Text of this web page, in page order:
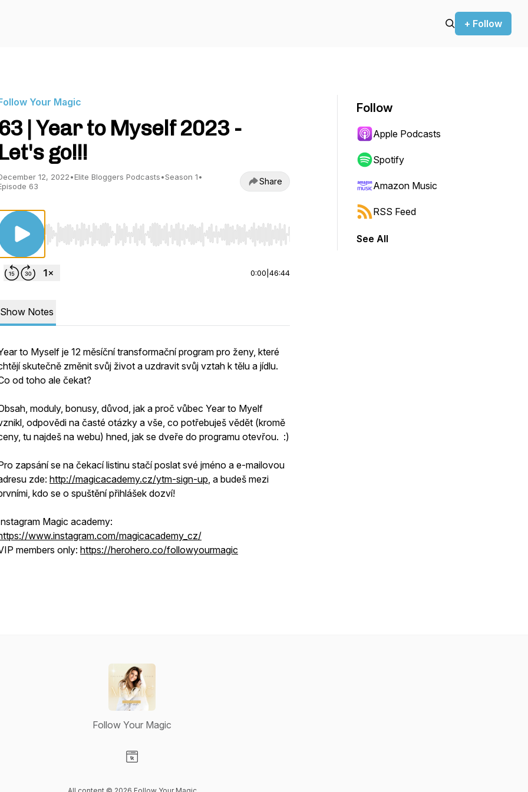
+ Follow
Your Magic
63 | Year to Myself 2023 -
Let's go!!!
12, 2022•Elite Bloggers Podcasts•Season 1•
63
Share
Use Left/Right to seek, Home/End to jump to start or end. Hold shift to jump forward or backward.
0:00 46:44
Show Notes
to Myself je 12 měsíční transformační program pro ženy, které
skutečně změnit svůj život a uzdravit svůj vztah k tělu a jídlu.
od toho ale čekat?
moduly, bonusy, důvod, jak a proč vůbec Year to Myelf
odpovědi na časté otázky a vše, co potřebuješ vědět (kromě
tu najdeš na webu) hned, jak se dveře do programu otevřou. :)
zapsání se na čekací listinu stačí poslat své jméno a e-mailovou
zde: http://magicacademy.cz/ytm-sign-up, a budeš mezi
kdo se o spuštění přihlášek dozví!
Magic academy:
www.instagram.com/magicacademy_cz/
members only: https://herohero.co/followyourmagic
Follow
Apple Podcasts
Spotify
Amazon Music
RSS Feed
See All
Follow Your Magic